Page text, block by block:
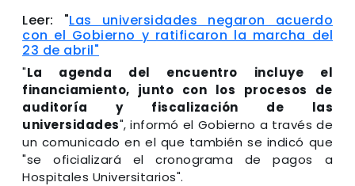
Leer: "Las universidades negaron acuerdo
con el Gobierno y ratificaron la marcha del
23 de abril"
"La agenda del encuentro incluye el
financiamiento, junto con los procesos de
auditoría y fiscalización de las
universidades", informó el Gobierno a través de
un comunicado en el que también se indicó que
"se oficializará el cronograma de pagos a
Hospitales Universitarios".